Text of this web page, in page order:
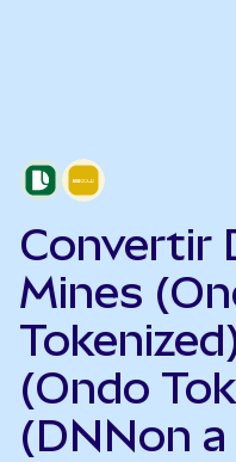
Convertir
Mines
(Ondo
(DNNon